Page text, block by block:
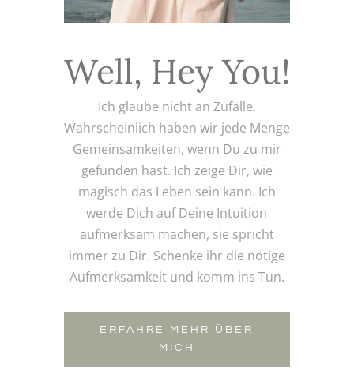
Well, Hey You!
Ich glaube nicht an Zufälle.
Wahrscheinlich haben wir jede Menge
Gemeinsamkeiten, wenn Du zu mir
gefunden hast. Ich zeige Dir, wie
magisch das Leben sein kann. Ich
werde Dich auf Deine Intuition
aufmerksam machen, sie spricht
immer zu Dir. Schenke ihr die nötige
Aufmerksamkeit und komm ins Tun.
ERFAHRE MEHR ÜBER
MICH